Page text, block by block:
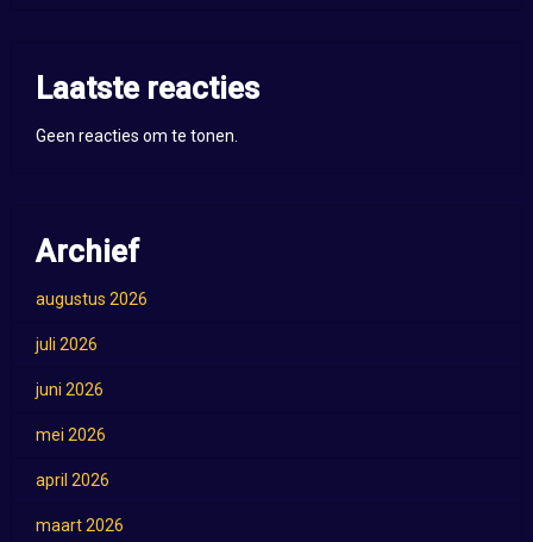
Laatste reacties
Geen reacties om te tonen.
Archief
augustus 2026
juli 2026
juni 2026
mei 2026
april 2026
maart 2026